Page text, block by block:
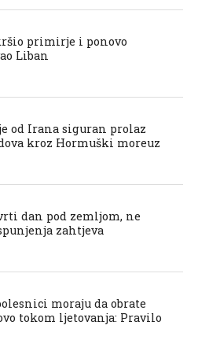
primirje i ponovo
Liban
od Irana siguran prolaz
kroz Hormuški moreuz
dan pod zemljom, ne
zahtjeva
moraju da obrate
tokom ljetovanja: Pravilo